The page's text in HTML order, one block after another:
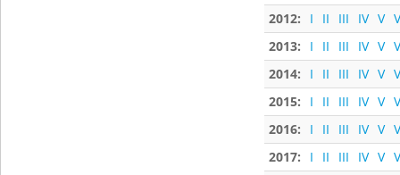
2012:
I II III IV V
2013:
I II III IV V
2014:
I II III IV V
2015:
I II III IV V
2016:
I II III IV V
2017:
I II III IV V